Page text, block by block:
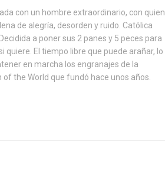
con un hombre extraordinario, con quien
de alegría, desorden y ruido. Católica
a poner sus 2 panes y 5 peces para
quiere. El tiempo libre que puede arañar, lo
en marcha los engranajes de la
the World que fundó hace unos años.